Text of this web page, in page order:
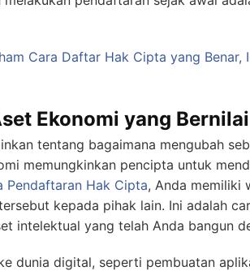
Cara Daftar Hak Cipta yang Benar,
Ekonomi yang
tentang bagaimana mengubah
memungkinkan pencipta untuk
Pendaftaran Hak Cipta, Anda memiliki
kepada pihak lain. Ini adalah
intelektual yang telah Anda bangun
dunia digital, seperti pembuatan